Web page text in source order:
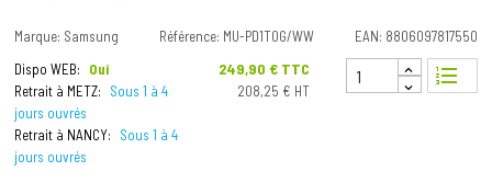
Marque: Samsung Référence: MU-PD1T0G/WW
EAN: 8806097817550
Dispo WEB:
Oui
Retrait à METZ:
Sous 1 à 4
jours ouvrés
Retrait à NANCY:
Sous 1 à 4
jours ouvrés
Prix
249,90 € TTC
208,25 € HT
format_list_numbered